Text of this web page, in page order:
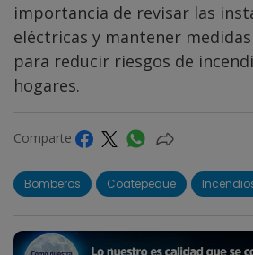
importancia de revisar las
eléctricas y mantener
para reducir riesgos de
hogares.
Comparte
Bomberos Coatepeque